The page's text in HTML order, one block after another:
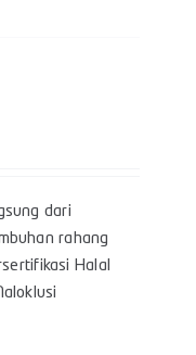
dari
rahang
Halal